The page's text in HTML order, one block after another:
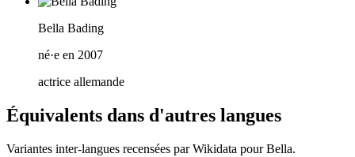
Bella Bading
né·e en 2007
actrice allemande
Équivalents dans d'autres langues
Variantes inter-langues recensées par Wikidata pourBella.